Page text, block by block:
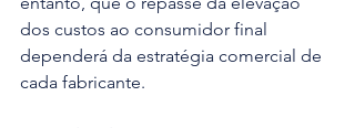
dos custos ao consumidor final
dependerá da estratégia comercial de
cada fabricante.